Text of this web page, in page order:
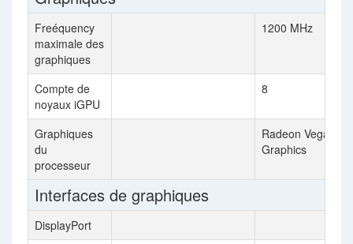
Freéquency
maximale des
graphiques
1200 MHz
Compte de
noyaux iGPU
8
Graphiques
du
processeur
Radeon Vega 8
Graphics
Interfaces de graphiques
DisplayPort